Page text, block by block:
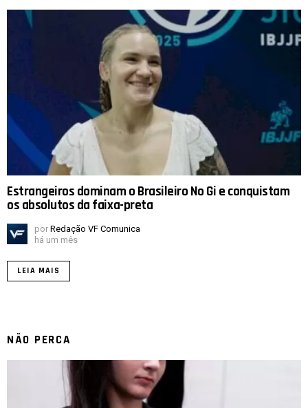
Estrangeiros dominam o Brasileiro No Gi e conquistam
os absolutos da faixa-preta
por Redação VF Comunica
há um mês
LEIA MAIS
NÃO PERCA